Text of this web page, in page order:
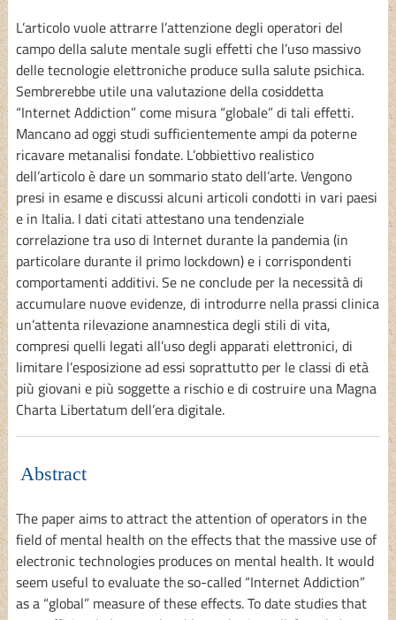
L’articolo vuole attrarre l’attenzione degli operatori del
campo della salute mentale sugli effetti che l’uso massivo
delle tecnologie elettroniche produce sulla salute psichica.
Sembrerebbe utile una valutazione della cosiddetta
“Internet Addiction” come misura “globale” di tali effetti.
Mancano ad oggi studi sufficientemente ampi da poterne
ricavare metanalisi fondate. L’obbiettivo realistico
dell’articolo è dare un sommario stato dell’arte. Vengono
presi in esame e discussi alcuni articoli condotti in vari paesi
e in Italia. I dati citati attestano una tendenziale
correlazione tra uso di Internet durante la pandemia (in
particolare durante il primo lockdown) e i corrispondenti
comportamenti additivi. Se ne conclude per la necessità di
accumulare nuove evidenze, di introdurre nella prassi clinica
un’attenta rilevazione anamnestica degli stili di vita,
compresi quelli legati all’uso degli apparati elettronici, di
limitare l’esposizione ad essi soprattutto per le classi di età
più giovani e più soggette a rischio e di costruire una Magna
Charta Libertatum dell’era digitale.
Abstract
The paper aims to attract the attention of operators in the
field of mental health on the effects that the massive use of
electronic technologies produces on mental health. It would
seem useful to evaluate the so-called “Internet Addiction”
as a “global” measure of these effects. To date studies that